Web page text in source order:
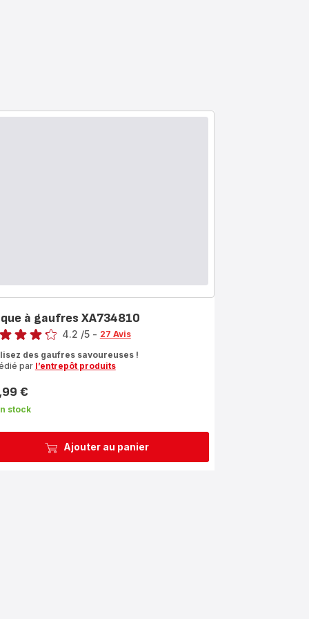
Ajouter au panier
à gaufres XA734810
4.2 /5 - 27 Avis
des gaufres savoureuses !
par l’entrepôt produits
€
stock